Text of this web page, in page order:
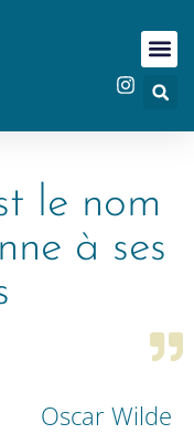
le nom
à ses
Oscar Wilde